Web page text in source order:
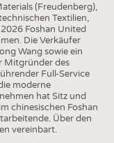
(Freudenberg),
Textilien,
Foshan United
Die Verkäufer
Wang sowie ein
Mitgründer des
Full-Service
moderne
hat Sitz und
chinesischen Foshan
Über den
vereinbart.